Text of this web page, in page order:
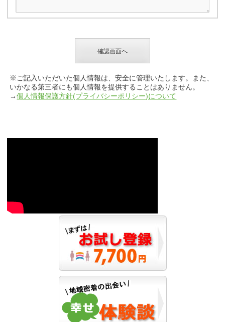
※ご記入いただいた個人情報は、安全に管理いたします。また、
いかなる第三者にも個人情報を提供することはありません。
→個人情報保護方針(プライバシーポリシー)について